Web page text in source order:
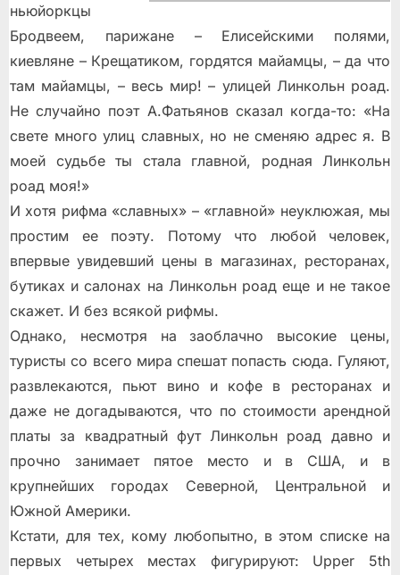
ньюйоркцы
Бродвеем, парижане – Елисейскими полями,
киевляне – Крещатиком, гордятся майамцы, – да что
там майамцы, – весь мир! – улицей Линкольн роад.
Не случайно поэт А.Фатьянов сказал когда-то: «На
свете много улиц славных, но не сменяю адрес я. В
моей судьбе ты стала главной, родная Линкольн
роад моя!»
И хотя рифма «славных» – «главной» неуклюжая, мы
простим ее поэту. Потому что любой человек,
впервые увидевший цены в магазинах, ресторанах,
бутиках и салонах на Линкольн роад еще и не такое
скажет. И без всякой рифмы.
Однако, несмотря на заоблачно высокие цены,
туристы со всего мира спешат попасть сюда. Гуляют,
развлекаются, пьют вино и кофе в ресторанах и
даже не догадываются, что по стоимости арендной
платы за квадратный фут Линкольн роад давно и
прочно занимает пятое место и в США, и в
крупнейших городах Северной, Центральной и
Южной Америки.
Кстати, для тех, кому любопытно, в этом списке на
первых четырех местах фигурируют: Upper 5th